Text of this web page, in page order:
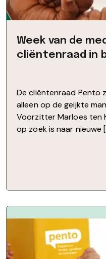
Week van de
cliëntenraad in
De cliëntenraad Pento
alleen op de geijkte
Voorzitter Marloes ten
op zoek is naar nieuwe